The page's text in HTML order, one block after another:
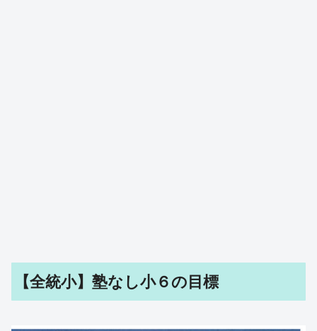
【全統小】塾なし小６の目標